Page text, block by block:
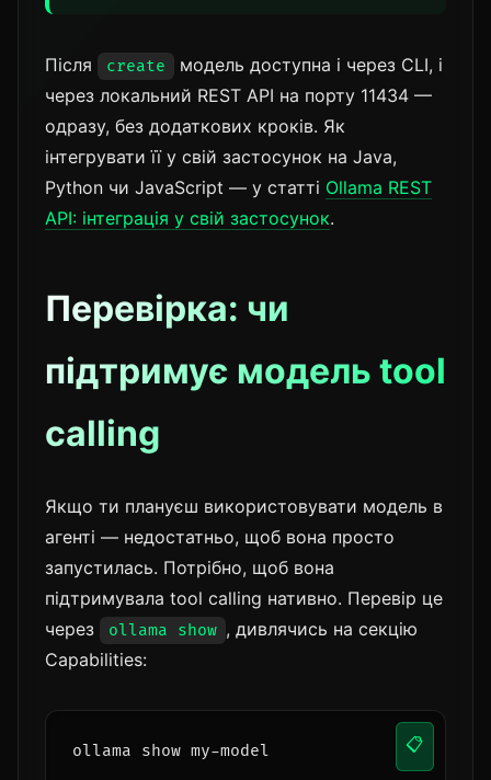
Після create
модель доступна і через CLI, і
через локальний REST API на порту 11434 —
одразу, без додаткових кроків. Як
інтегрувати її у свій застосунок на Java,
Python чи JavaScript — у статті Ollama REST
API: інтеграція у свій застосунок.
Перевірка: чи
підтримує модель tool
calling
Якщо ти плануєш використовувати модель в
агенті — недостатньо, щоб вона просто
запустилась. Потрібно, щоб вона
підтримувала tool calling нативно. Перевір це
через
ollama show , дивлячись на секцію
Capabilities:
ollama show my-model 📋